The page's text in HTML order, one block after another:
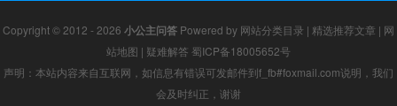
Copyright © 2012 - 2026 小公主问答 Powered by 网站分类目录 | 精选推荐文章 | 网
站地图 | 疑难解答 蜀ICP备18005652号
声明：本站内容来自互联网，如信息有错误可发邮件到f_fb#foxmail.com说明，我们
会及时纠正，谢谢